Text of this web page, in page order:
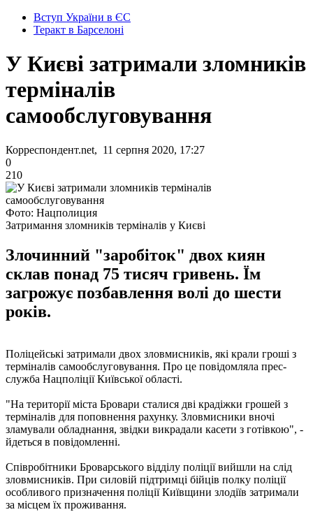
Вступ України в ЄС
Теракт в Барселоні
У Києві затримали зломників
терміналів
самообслуговування
Корреспондент.net, 11 серпня 2020, 17:27
0
210
Фото: Нацполиция
Затримання зломників терміналів у Києві
Злочинний "заробіток" двох киян
склав понад 75 тисяч гривень. Їм
загрожує позбавлення волі до шести
років.
Поліцейські затримали двох зловмисників, які крали гроші з
терміналів самообслуговування. Про це повідомляла прес-
служба Нацполіції Київської області.
"На території міста Бровари сталися дві крадіжки грошей з
терміналів для поповнення рахунку. Зловмисники вночі
зламували обладнання, звідки викрадали касети з готівкою", -
йдеться в повідомленні.
Співробітники Броварського відділу поліції вийшли на слід
зловмисників. При силовій підтримці бійців полку поліції
особливого призначення поліції Київщини злодіїв затримали
за місцем їх проживання.